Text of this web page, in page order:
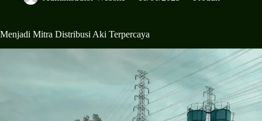
Menjadi Mitra Distribusi Aki Terpercaya